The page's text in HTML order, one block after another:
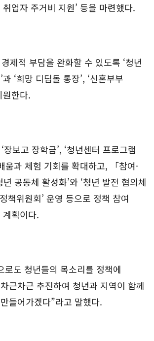
업자 주거비 지원’ 등을 마련했다.
경제적 부담을 완화할 수 있도록 ‘청년
‘희망 디딤돌 통장’, ‘신혼부부
원한다.
‘장보고 장학금’, ‘청년센터 프로그램
움과 체험 기회를 확대하고, 「참여·
공동체 활성화’와 ‘청년 발전 협의체
책위원회’ 운영 등으로 정책 참여
획이다.
로도 청년들의 목소리를 정책에
근차근 추진하여 청년과 지역이 함께
들어가겠다”라고 말했다.